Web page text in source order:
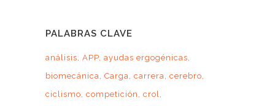
PALABRAS CLAVE
análisis APP ayudas ergogénicas
biomecánica Carga carrera cerebro
ciclismo competición
crol